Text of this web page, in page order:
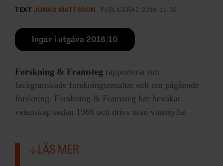
TEXT JONAS MATTSSON PUBLICERAD 2016-11-02
Ingår i utgåva 2016/10
Forskning & Framsteg rapporterar om
fackgranskade forskningsresultat och om pågående
forskning. Forskning & Framsteg har bevakat
vetenskap sedan 1966 och drivs utan vinstsyfte.
LÄS MER